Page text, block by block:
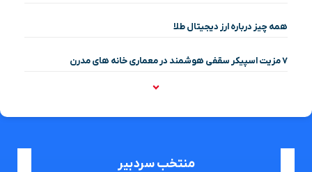
همه چیز درباره ارز دیجیتال طلا
۷ مزیت اسپیکر سقفی هوشمند در معماری خانه‌ های مدرن
منتخب سردبیر